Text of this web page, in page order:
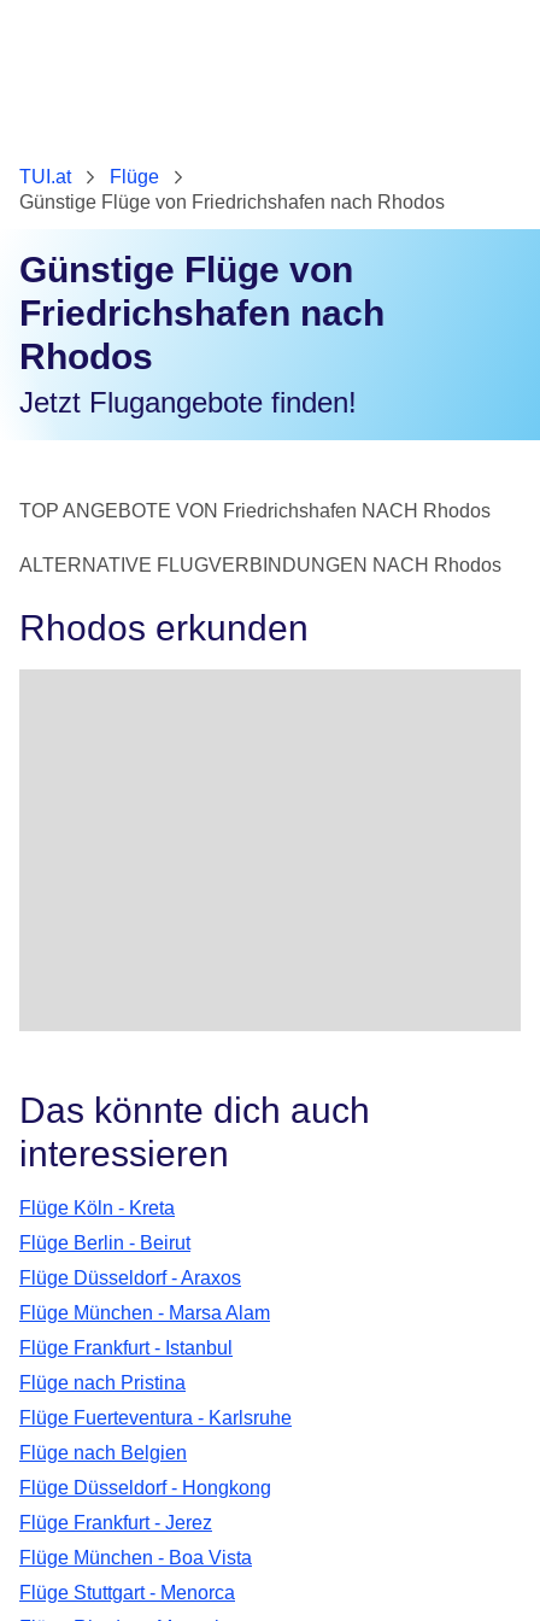
TUI.at
Flüge
Günstige Flüge von Friedrichshafen nach Rhodos
Günstige Flüge von
Friedrichshafen nach
Rhodos
Jetzt Flugangebote finden!
TOP ANGEBOTE VON Friedrichshafen NACH Rhodos
ALTERNATIVE FLUGVERBINDUNGEN NACH Rhodos
Rhodos erkunden
Das könnte dich auch
interessieren
Flüge Köln - Kreta
Flüge Berlin - Beirut
Flüge Düsseldorf - Araxos
Flüge München - Marsa Alam
Flüge Frankfurt - Istanbul
Flüge nach Pristina
Flüge Fuerteventura - Karlsruhe
Flüge nach Belgien
Flüge Düsseldorf - Hongkong
Flüge Frankfurt - Jerez
Flüge München - Boa Vista
Flüge Stuttgart - Menorca